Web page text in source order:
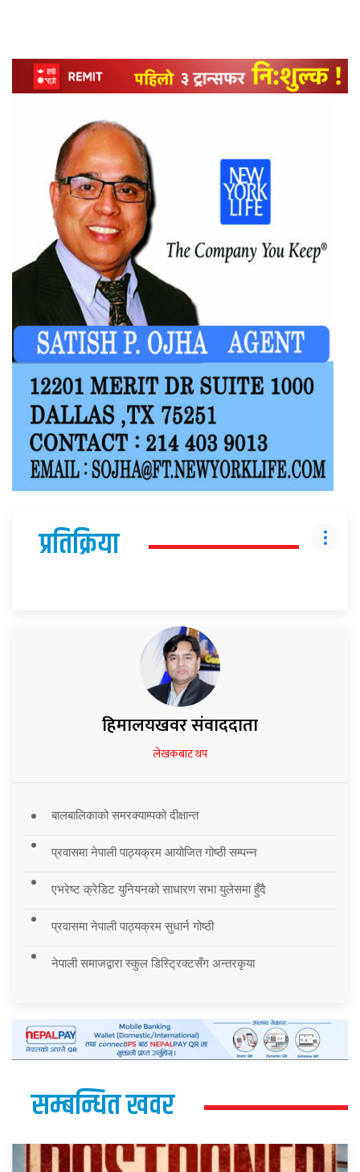
प्रतिक्रिया
हिमालयखवर संवाददाता
लेखकबाट थप
बालबालिकाको समरक्याम्पको दीक्षान्त
प्रवासमा नेपाली पाठ्यक्रम आयोजित गोष्ठी सम्पन्न
एभरेष्ट क्रेडिट युनियनको साधारण सभा युलेसमा हुँदै
प्रवासमा नेपाली पाठ्यक्रम सुधार्न गोष्ठी
नेपाली समाजद्वारा स्कुल डिस्ट्रिक्टसँग अन्तरकृया
सम्बन्धित खवर